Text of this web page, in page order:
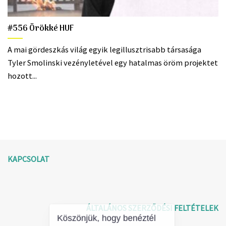
#556 Örökké HUF
A mai gördeszkás világ egyik legillusztrisabb társasága
Tyler Smolinski vezényletével egy hatalmas öröm projektet
hozott...
KAPCSOLAT
ÁLTALÁNOS SZERZŐDÉSI FELTÉTELEK